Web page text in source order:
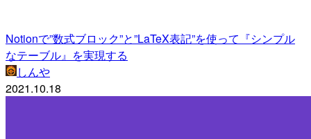
Notionで”数式ブロック”と”LaTeX表記”を使って『シンプル
なテーブル』を実現する
しんや
2021.10.18